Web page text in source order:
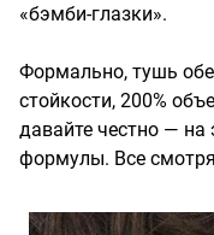
«бэмби-глазки».
Формально, тушь
стойкости, 200%
давайте честно — на
формулы. Все